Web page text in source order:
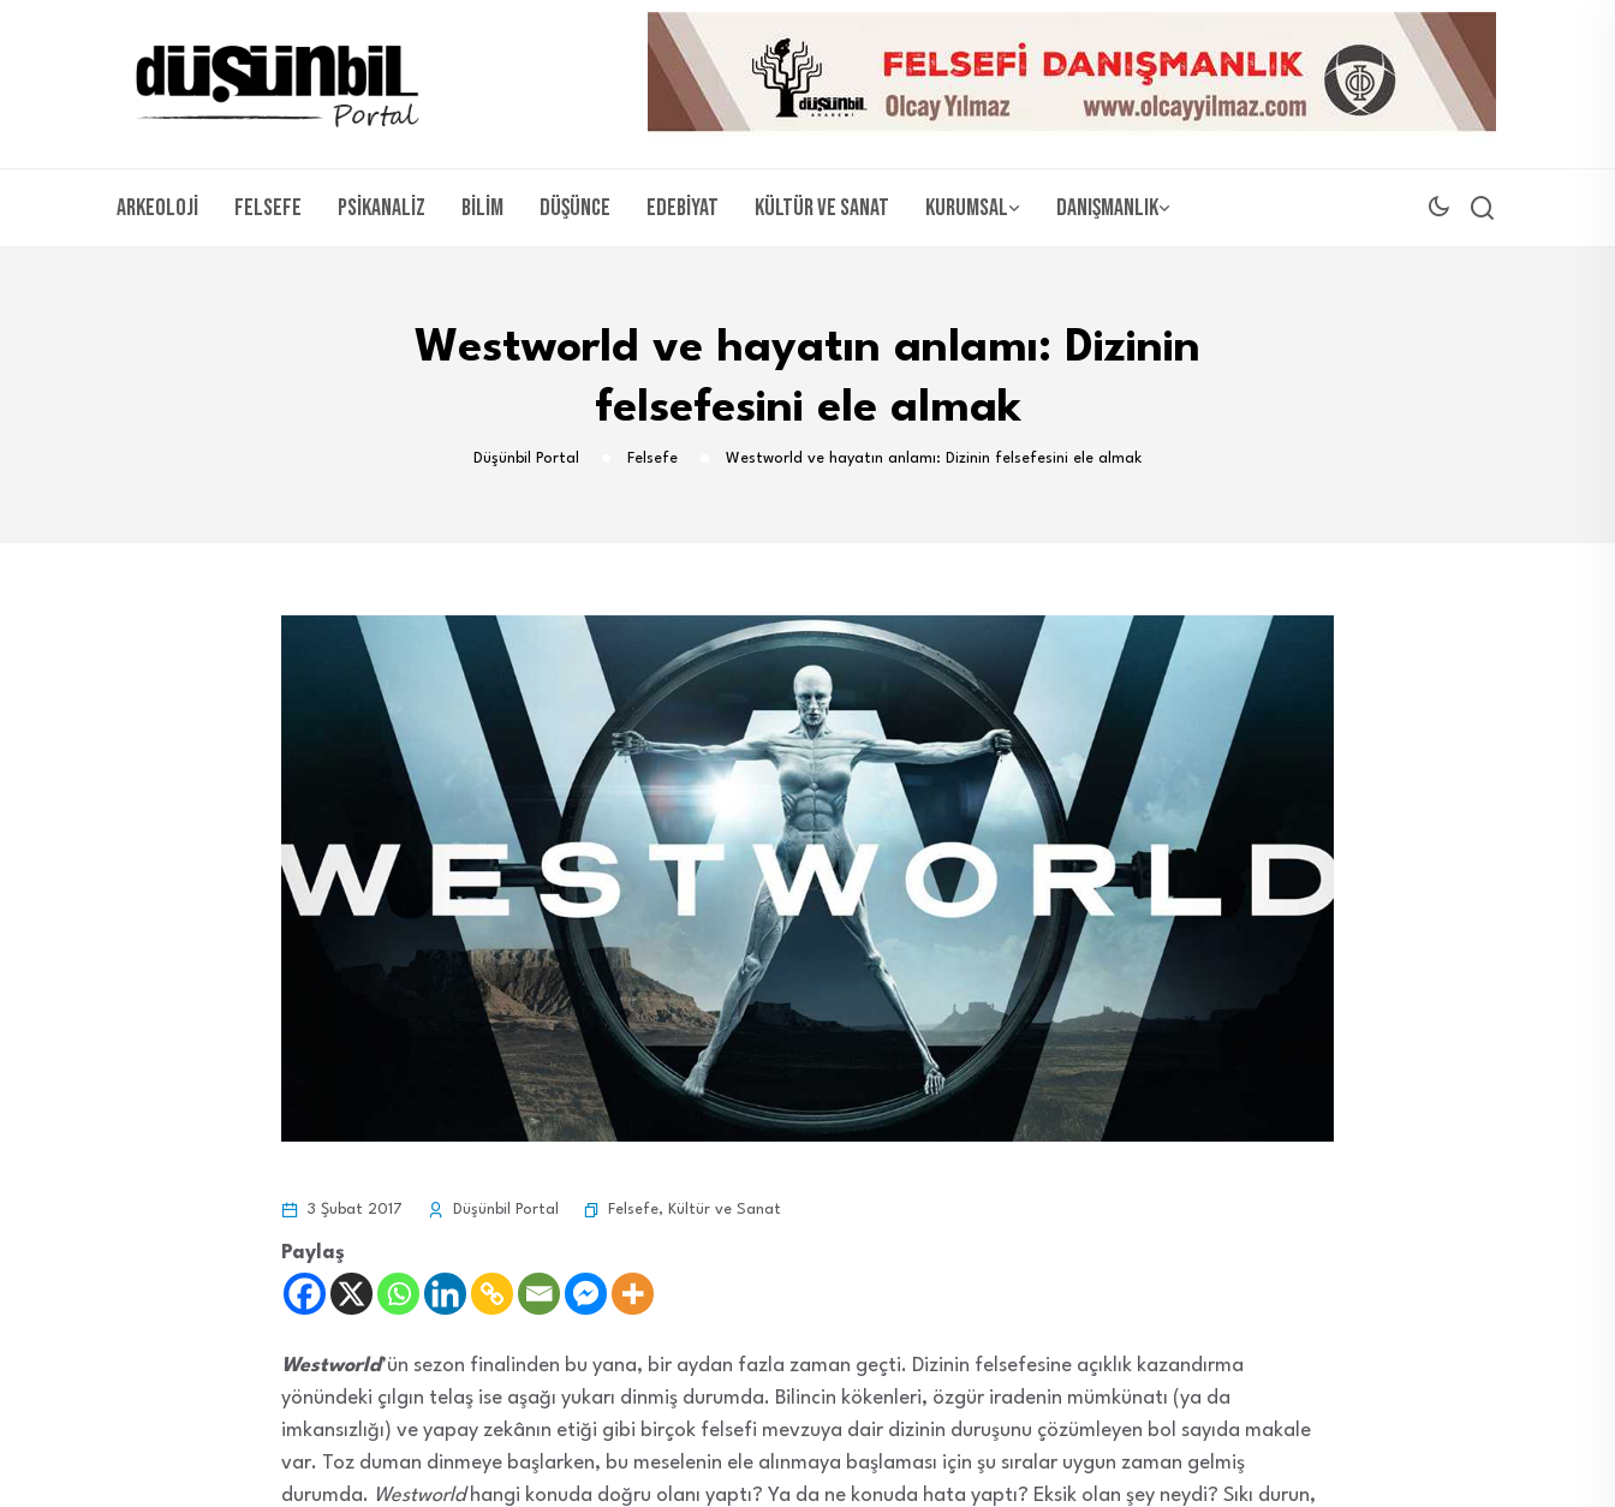
Arkeoloji Felsefe Psikanaliz Bilim Düşünce Edebiyat Kültür ve Sanat Kurumsal Danışmanlık
Westworld ve hayatın anlamı: Dizinin
felsefesini ele almak
Düşünbil Portal Felsefe Westworld ve hayatın anlamı: Dizinin felsefesini ele almak
3 Şubat 2017 Düşünbil Portal Felsefe, Kültür ve Sanat
Paylaş
Westworld’ün sezon finalinden bu yana, bir aydan fazla zaman geçti. Dizinin felsefesine açıklık kazandırma
yönündeki çılgın telaş ise aşağı yukarı dinmiş durumda. Bilincin kökenleri, özgür iradenin mümkünatı (ya da
imkansızlığı) ve yapay zekânın etiği gibi birçok felsefi mevzuya dair dizinin duruşunu çözümleyen bol sayıda makale
var. Toz duman dinmeye başlarken, bu meselenin ele alınmaya başlaması için şu sıralar uygun zaman gelmiş
durumda. Westworldhangi konuda doğru olanı yaptı? Ya da ne konuda hata yaptı? Eksik olan şey neydi? Sıkı durun,